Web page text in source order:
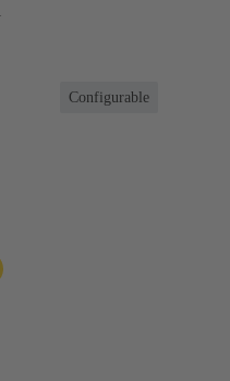
Configurable